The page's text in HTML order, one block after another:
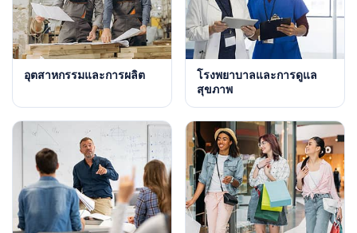
อุตสาหกรรมและการผลิต
โรงพยาบาลและการดูแล
สุขภาพ